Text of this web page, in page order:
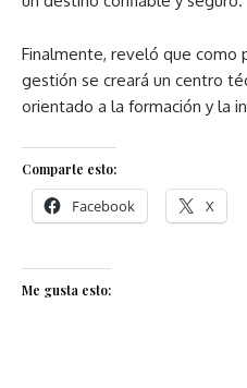
Finalmente, reveló que como
gestión se creará un centro
orientado a la formación y la
Comparte esto:
Facebook X
Me gusta esto: